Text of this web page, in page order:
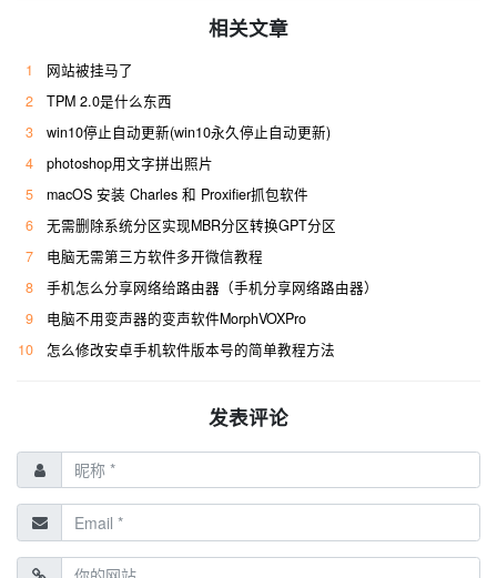
相关文章
1
网站被挂马了
2
TPM 2.0是什么东西
3
win10停止自动更新(win10永久停止自动更新)
4
photoshop用文字拼出照片
5
macOS 安装 Charles 和 Proxifier抓包软件
6
无需删除系统分区实现MBR分区转换GPT分区
7
电脑无需第三方软件多开微信教程
8
手机怎么分享网络给路由器（手机分享网络路由器）
9
电脑不用变声器的变声软件MorphVOXPro
10
怎么修改安卓手机软件版本号的简单教程方法
发表评论